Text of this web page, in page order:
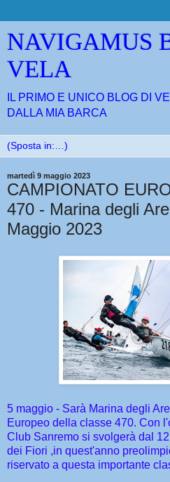
NAVIGAMUS
VELA
IL PRIMO E UNICO BLOG DI
DALLA MIA BARCA
martedì 9 maggio 2023
CAMPIONATO
470 - Marina degli
Maggio 2023
5 maggio - Sarà Marina degli
Europeo della classe 470. Con
Club Sanremo si svolgerà dal
dei Fiori ,in quest'anno
riservato a questa importante